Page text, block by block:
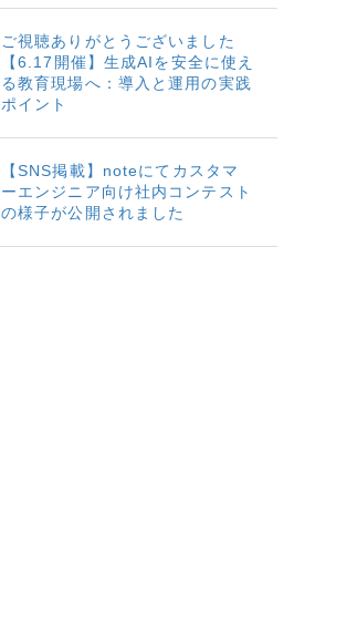
ご視聴ありがとうございました
【6.17開催】生成AIを安全に使え
る教育現場へ：導入と運用の実践
ポイント
【SNS掲載】noteにてカスタマ
ーエンジニア向け社内コンテスト
の様子が公開されました